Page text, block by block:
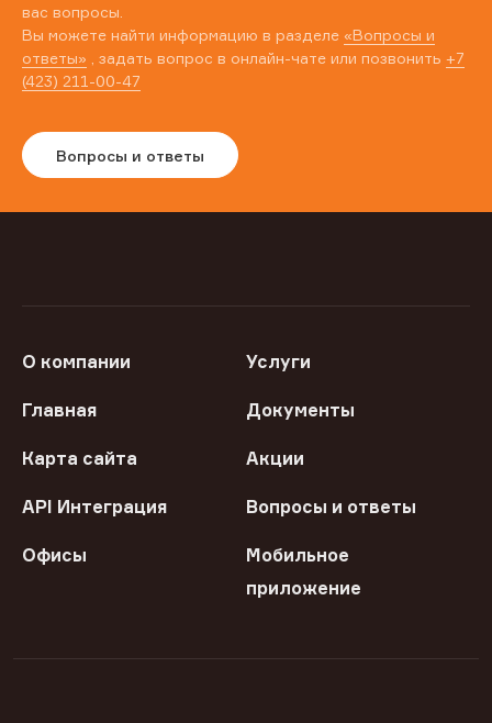
вас вопросы.
Вы можете найти информацию в разделе «Вопросы и
ответы» , задать вопрос в онлайн-чате или позвонить +7
(423) 211-00-47
Вопросы и ответы
О компании Услуги
Главная Документы
Карта сайта Акции
API Интеграция Вопросы и ответы
Офисы
Мобильное
приложение